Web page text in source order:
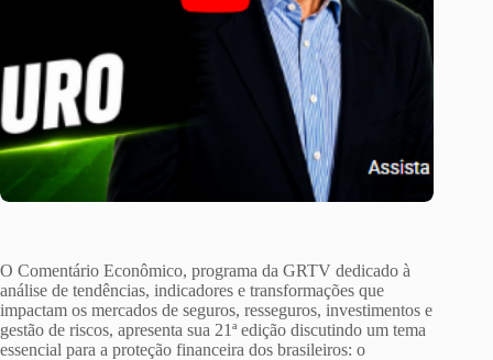
O Comentário Econômico, programa da GRTV dedicado à
análise de tendências, indicadores e transformações que
impactam os mercados de seguros, resseguros, investimentos e
gestão de riscos, apresenta sua 21ª edição discutindo um tema
essencial para a proteção financeira dos brasileiros: o